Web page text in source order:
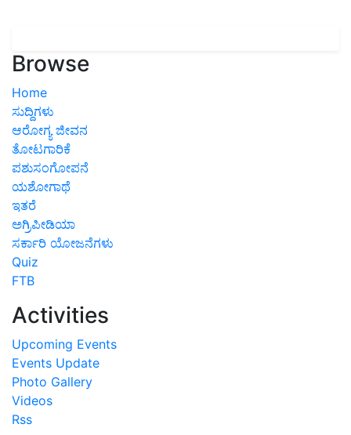
Browse
Home
ಸುದ್ದಿಗಳು
ಆರೋಗ್ಯ ಜೀವನ
ತೋಟಗಾರಿಕೆ
ಪಶುಸಂಗೋಪನೆ
ಯಶೋಗಾಥೆ
ಇತರೆ
ಅಗ್ರಿಪೀಡಿಯಾ
ಸರ್ಕಾರಿ ಯೋಜನೆಗಳು
Quiz
FTB
Activities
Upcoming Events
Events Update
Photo Gallery
Videos
Rss